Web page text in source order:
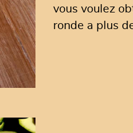
vous voulez
ronde a plus